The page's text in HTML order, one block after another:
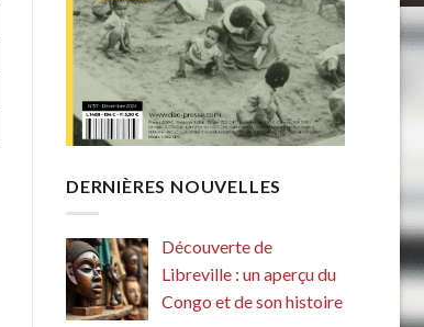
DERNIÈRES NOUVELLES
Découverte de
Libreville : un aperçu du
Congo et de son histoire